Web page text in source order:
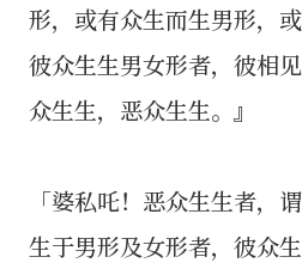
形，或有众生而生男形，
彼众生生男女形者，彼相
众生生，恶众生生。』
「婆私吒！恶众生生者，
生于男形及女形者，彼众